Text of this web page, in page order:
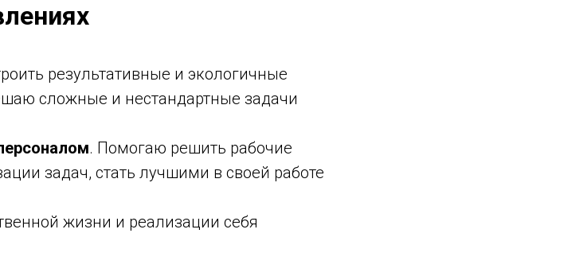
результативные и экологичные
сложные и нестандартные задачи
. Помогаю решить рабочие
задач, стать лучшими в своей работе
жизни и реализации себя